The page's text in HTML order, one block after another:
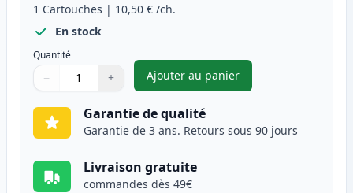
1 Cartouches | 10,50 € /ch.
En stock
Quantité
Quantité
Utilisez les boutons pour ajuster
− +
Quantité
Ajouter au panier
,Canon CLI-581XXL
Garantie de qualité
Garantie de 3 ans. Retours sous 90 jours
Livraison gratuite
commandes dès 49€